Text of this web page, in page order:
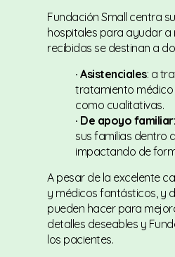
Fundación Small centra
hospitales para ayudar a
recibidas se destinan a
· Asistenciales: a
tratamiento médico
como cualitativas.
· De apoyo familiar
sus familias dentro
impactando de
A pesar de la excelente
y médicos fantásticos, y
pueden hacer para
detalles deseables y
los pacientes.